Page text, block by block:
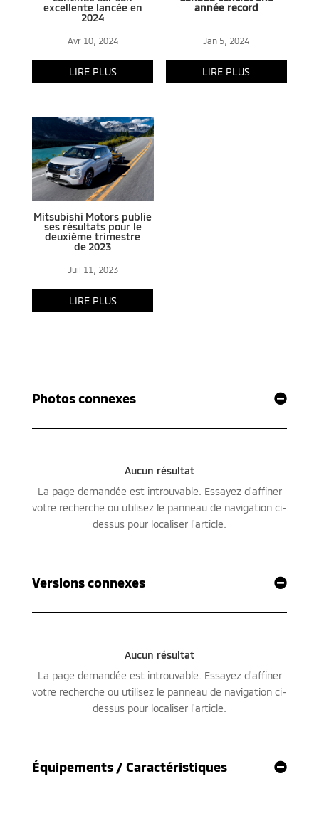
Photos connexes
Versions connexes
Équipements / Caractéristiques